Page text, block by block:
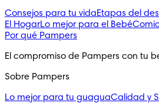
Consejos para tu vidaEtapas del
El HogarLo mejor para el Bebé
Por qué Pampers
El compromiso de Pampers con tu
Sobre Pampers
Lo mejor para tu guaguaCalidad y